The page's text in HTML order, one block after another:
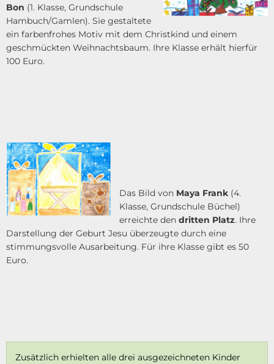
Bon (1. Klasse, Grundschule
Hambuch/Gamlen). Sie gestaltete
ein farbenfrohes Motiv mit dem Christkind und einem
geschmückten Weihnachtsbaum. Ihre Klasse erhält hierfür
100 Euro.
Das Bild von Maya Frank (4.
Klasse, Grundschule Büchel)
erreichte den dritten Platz. Ihre
Darstellung der Geburt Jesu überzeugte durch eine
stimmungsvolle Ausarbeitung. Für ihre Klasse gibt es 50
Euro.
Zusätzlich erhielten alle drei ausgezeichneten Kinder